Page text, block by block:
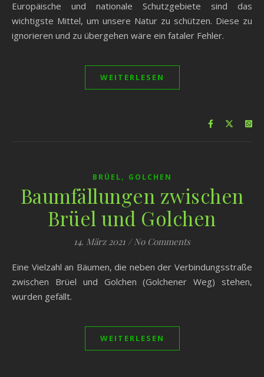
Europäische und nationale Schutzgebiete sind das
wichtigste Mittel, um unsere Natur zu schützen. Diese zu
ignorieren und zu übergehen wäre ein fataler Fehler.
WEITERLESEN
BRÜEL, GOLCHEN
Baumfällungen zwischen
Brüel und Golchen
14. März 2021 / No Comments
Eine Vielzahl an Bäumen, die neben der Verbindungsstraße
zwischen Brüel und Golchen (Golchener Weg) stehen,
wurden gefällt.
WEITERLESEN